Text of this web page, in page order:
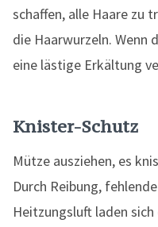
schaffen, alle Haare zu
die Haarwurzeln. Wenn
eine lästige Erkältung
Knister-Schutz
Mütze ausziehen, es
Durch Reibung,
Heitzungsluft laden